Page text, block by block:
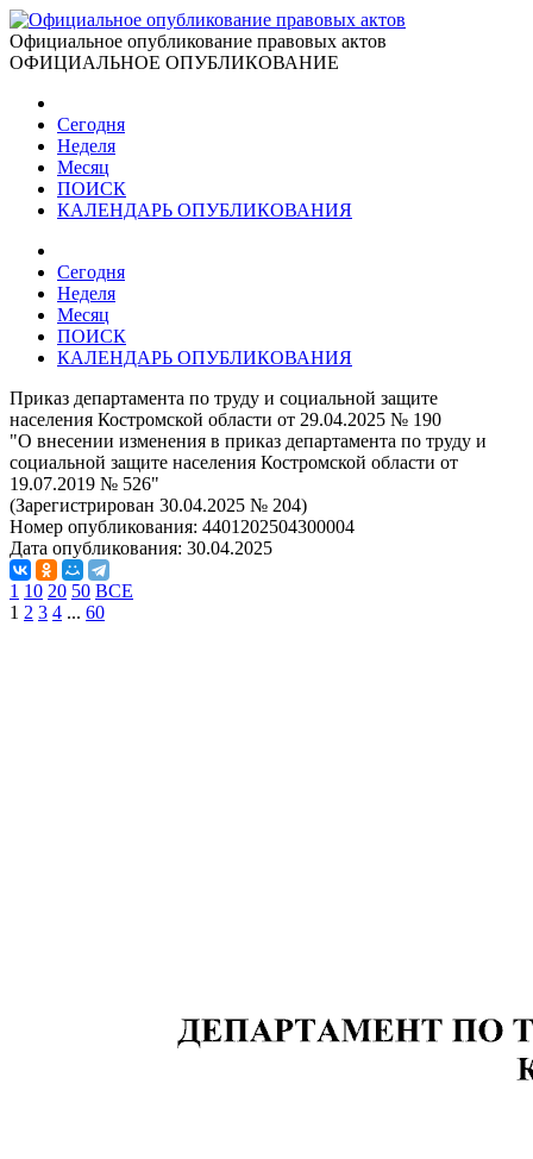
Официальное опубликование правовых актов
ОФИЦИАЛЬНОЕ ОПУБЛИКОВАНИЕ
Сегодня
Неделя
Месяц
ПОИСК
КАЛЕНДАРЬ ОПУБЛИКОВАНИЯ
Сегодня
Неделя
Месяц
ПОИСК
КАЛЕНДАРЬ ОПУБЛИКОВАНИЯ
Приказ департамента по труду и социальной защите
населения Костромской области от 29.04.2025 № 190
"О внесении изменения в приказ департамента по труду и
социальной защите населения Костромской области от
19.07.2019 № 526"
(Зарегистрирован 30.04.2025 № 204)
Номер опубликования: 4401202504300004
Дата опубликования: 30.04.2025
1 10 20 50 ВСЕ
1 2 3 4 ... 60